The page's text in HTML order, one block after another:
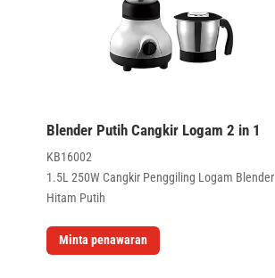
Blender Putih Cangkir Logam 2 in 1
KB16002
1.5L 250W Cangkir Penggiling Logam Blender
Hitam Putih
Minta penawaran